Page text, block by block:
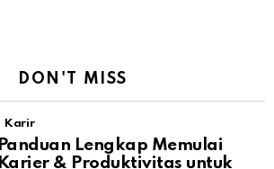
DON'T MISS
Karir
Panduan Lengkap Memulai
Karier & Produktivitas untuk